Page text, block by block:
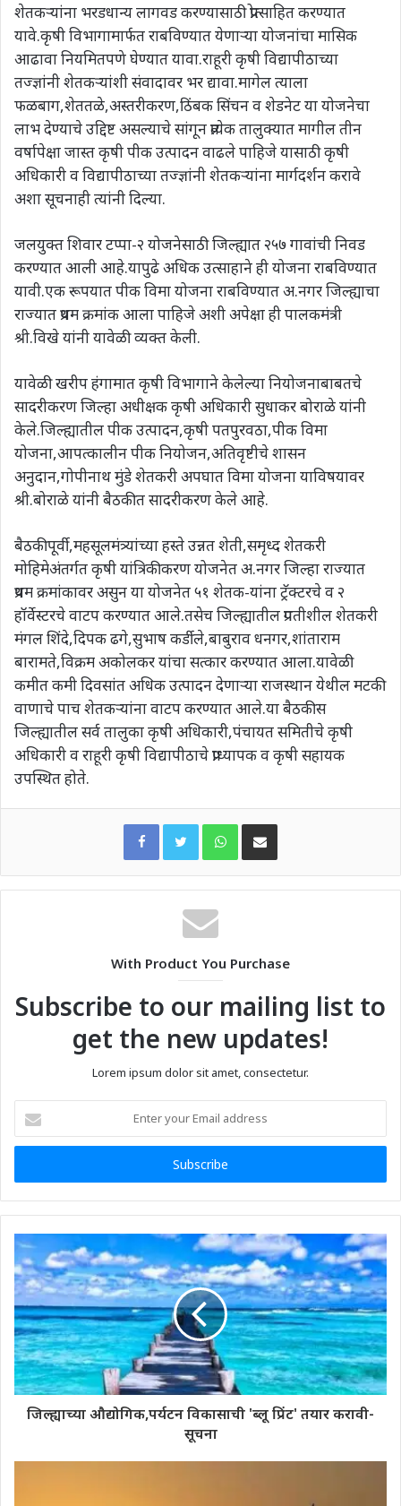
शेतकऱ्यांना भरडधान्य लागवड करण्यासाठी प्रोत्साहित करण्यात
यावे.कृषी विभागामार्फत राबविण्यात येणाऱ्या योजनांचा मासिक
आढावा नियमितपणे घेण्यात यावा.राहूरी कृषी विद्यापीठाच्या
तज्ज्ञांनी शेतकऱ्यांशी संवादावर भर द्यावा.मागेल त्याला
फळबाग,शेततळे,अस्तरीकरण,ठिंबक सिंचन व शेडनेट या योजनेचा
लाभ देण्याचे उद्दिष्ट असल्याचे सांगून प्रत्येक तालुक्यात मागील तीन
वर्षापेक्षा जास्त कृषी पीक उत्पादन वाढले पाहिजे यासाठी कृषी
अधिकारी व विद्यापीठाच्या तज्ज्ञांनी शेतकऱ्यांना मार्गदर्शन करावे
अशा सूचनाही त्यांनी दिल्या.
जलयुक्त शिवार टप्पा-२ योजनेसाठी जिल्ह्यात २५७ गावांची निवड
करण्यात आली आहे.यापुढे अधिक उत्साहाने ही योजना राबविण्यात
यावी.एक रूपयात पीक विमा योजना राबविण्यात अ.नगर जिल्ह्याचा
राज्यात प्रथम क्रमांक आला पाहिजे अशी अपेक्षा ही पालकमंत्री
श्री.विखे यांनी यावेळी व्यक्त केली.
यावेळी खरीप हंगामात कृषी विभागाने केलेल्या नियोजनाबाबतचे
सादरीकरण जिल्हा अधीक्षक कृषी अधिकारी सुधाकर बोराळे यांनी
केले.जिल्ह्यातील पीक उत्पादन,कृषी पतपुरवठा,पीक विमा
योजना,आपत्कालीन पीक नियोजन,अतिवृष्टीचे शासन
अनुदान,गोपीनाथ मुंडे शेतकरी अपघात विमा योजना याविषयावर
श्री.बोराळे यांनी बैठकीत सादरीकरण केले आहे.
बैठकीपूर्वी,महसूलमंत्र्यांच्या हस्ते उन्नत शेती,समृध्द शेतकरी
मोहिमेअंतर्गत कृषी यांत्रिकीकरण योजनेत अ.नगर जिल्हा राज्यात
प्रथम क्रमांकावर असुन या योजनेत ५१ शेतक-यांना ट्रॅक्टरचे व २
हॉर्वेस्टरचे वाटप करण्यात आले.तसेच जिल्ह्यातील प्रगतीशील शेतकरी
मंगल शिंदे,दिपक ढगे,सुभाष कर्डीले,बाबुराव धनगर,शांताराम
बारामते,विक्रम अकोलकर यांचा सत्कार करण्यात आला.यावेळी
कमीत कमी दिवसांत अधिक उत्पादन देणाऱ्या राजस्थान येथील मटकी
वाणाचे पाच शेतकऱ्यांना वाटप करण्यात आले.या बैठकीस
जिल्ह्यातील सर्व तालुका कृषी अधिकारी,पंचायत समितीचे कृषी
अधिकारी व राहूरी कृषी विद्यापीठाचे प्राध्यापक व कृषी सहायक
उपस्थित होते.
WhatsAppShare via Email
With Product You Purchase
Subscribe to our mailing list to
get the new updates!
Lorem ipsum dolor sit amet, consectetur.
your
Email
जिल्ह्याच्या औद्योगिक,पर्यटन विकासाची 'ब्लू प्रिंट' तयार करावी-
सूचना